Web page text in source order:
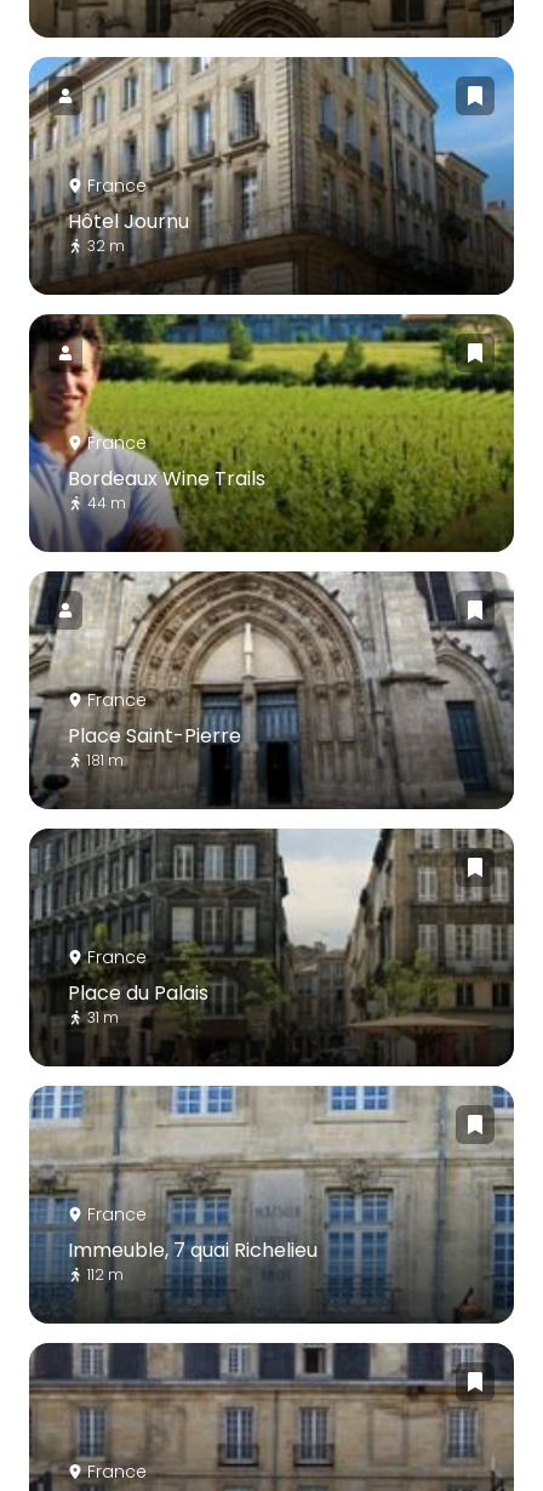
France
Hôtel Journu
32 m
France
Bordeaux Wine Trails
44 m
France
Place Saint-Pierre
181 m
France
Place du Palais
31 m
France
Immeuble, 7 quai Richelieu
112 m
France